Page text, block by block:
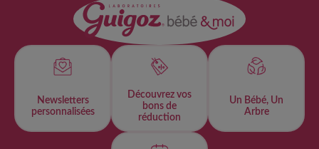
Newsletters
personnalisées​
Découvrez vos
bons de
réduction
Un Bébé, Un
Arbre